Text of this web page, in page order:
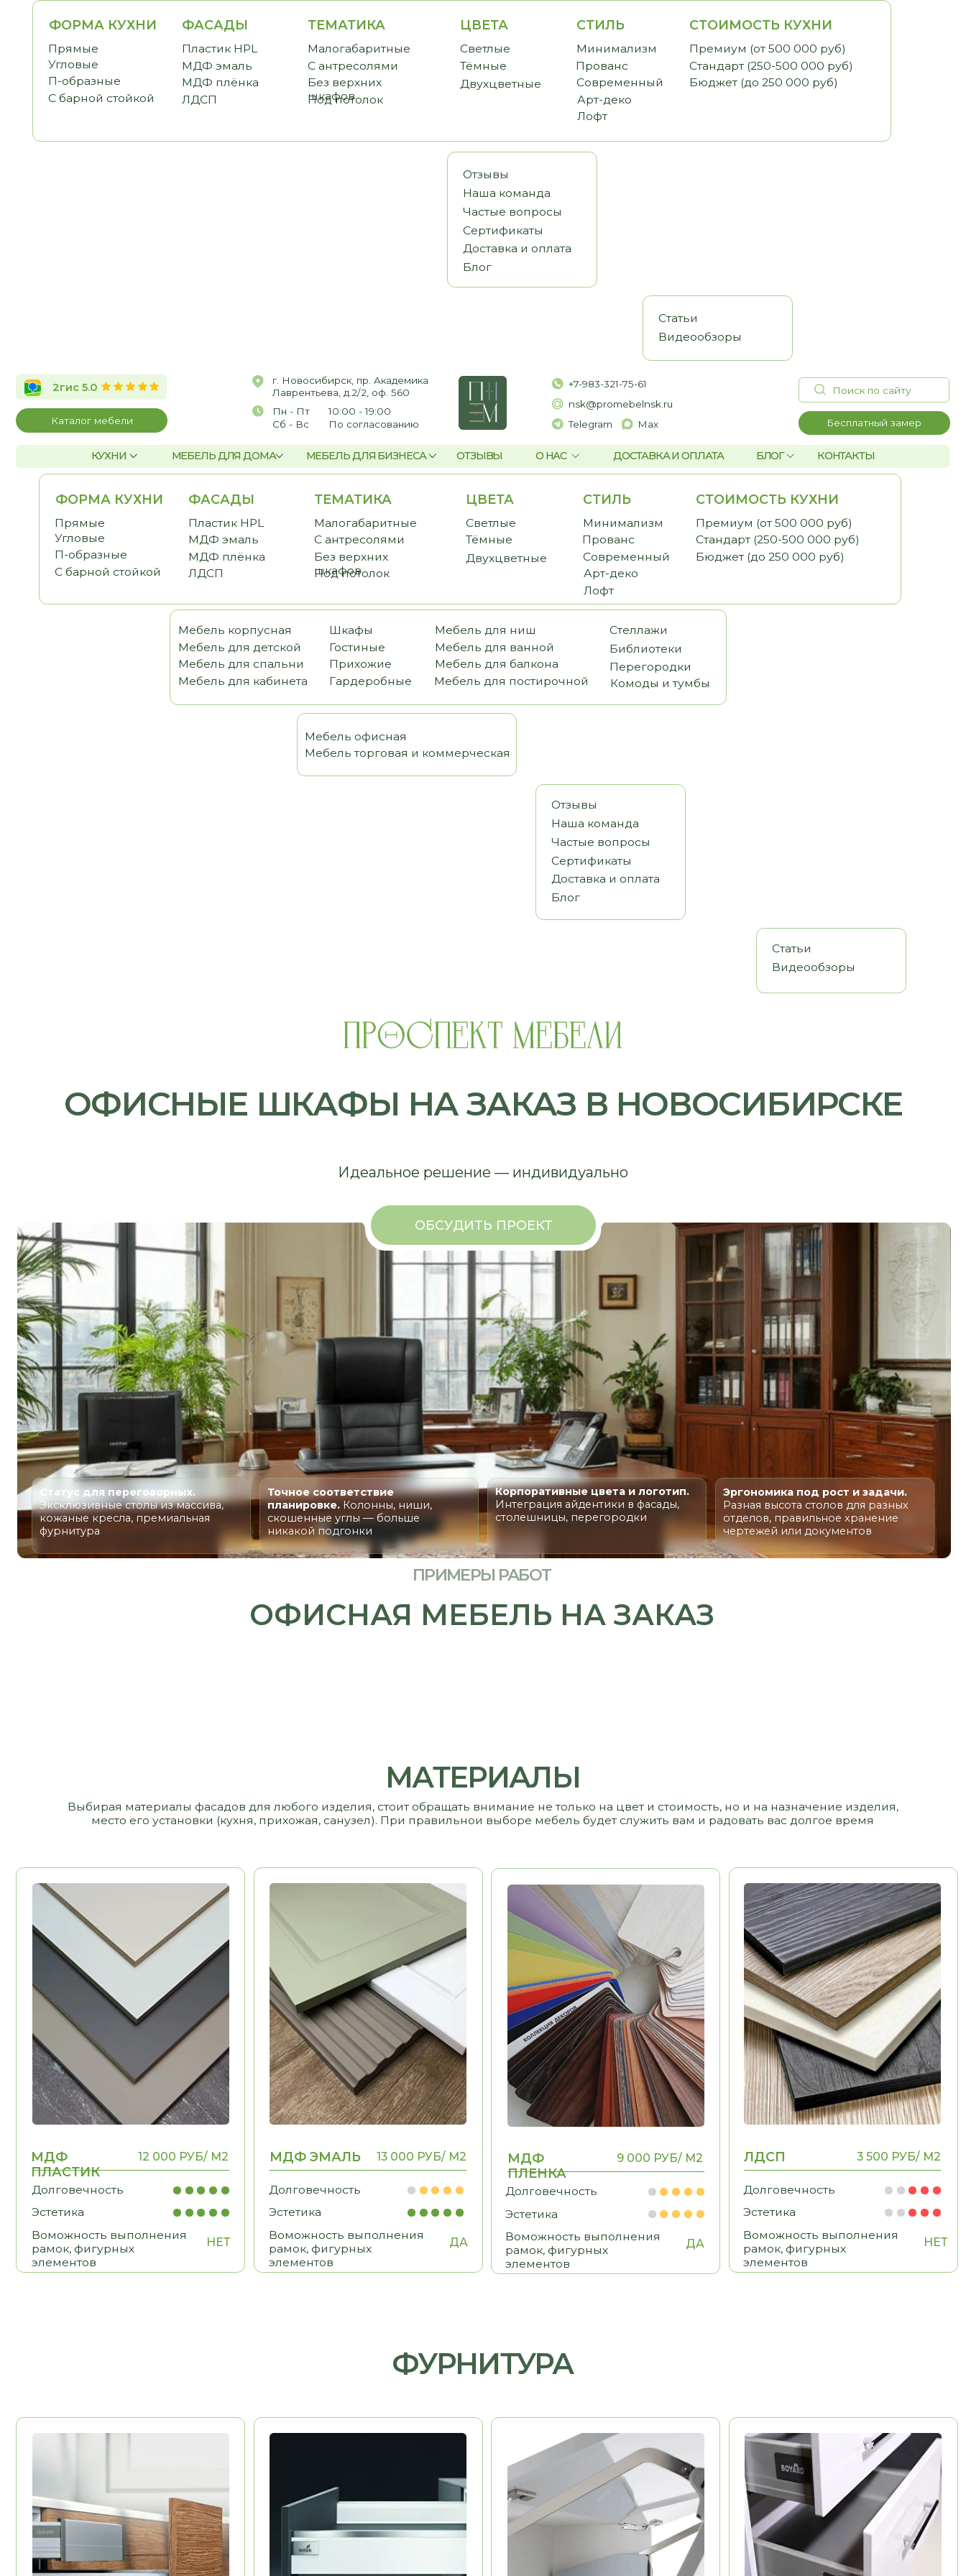
ТЕМАТИКА
Под потолок
Без верхних
шкафов
Малогабаритные
ФАСАДЫ
Пластик HPL
ЛДСП
МДФ плёнка
CТОИМОСТЬ КУХНИ
Стандарт (250-500 000 руб)
Бюджет (до 250 000 руб)
Премиум (от 500 000 руб)
Современный
Арт-деко
Минимализм
ФОРМА КУХНИ
Прямые
С барной стойкой
П-образные
Угловые
Сертификаты
Частые вопросы
Наша команда
Отзывы
Видеообзоры
Статьи
Каталог мебели Бесплатный замер
По согласованию
Сб - Вс
О НАС
КУХНИ ДОСТАВКА И ОПЛАТА
МЕБЕЛЬ ДЛЯ БИЗНЕСА
МЕБЕЛЬ ДЛЯ ДОМА
ЦВЕТА
Двухцветные
Светлые
ТЕМАТИКА
Без верхних
Малогабаритные
ФАСАДЫ
Пластик HPL
МДФ плёнка
CТОИМОСТЬ КУХНИ
Бюджет (до 250 000 руб)
Премиум (от 500 000 руб)
СТИЛЬ
Современный
Минимализм
ФОРМА КУХНИ
Прямые
П-образные
Библиотеки
Стеллажи
Перегородки
Комоды и тумбы
Мебель для ванной
Мебель для ниш
Мебель для постирочной
Шкафы
Гостиные
Гардеробные
Мебель для кабинета
Мебель для детской
Мебель корпусная
Мебель торговая и коммерческая
Мебель офисная
Доставка и оплата
Сертификаты
Частые вопросы
Отзывы
Эргономика под рост и задачи.
Разная высота столов для разных
отделов, правильное хранение
чертежей или документов
Корпоративные цвета и логотип.
Интеграция айдентики в фасады,
столешницы, перегородки
Точное соответствие
планировке.Колонны, ниши,
скошенные углы — больше
Статус для переговорных.
Эксклюзивные столы из массива,
кожаные кресла, премиальная
фурнитура
Идеальное решение — индивидуально
ОФИСНЫЕ ШКАФЫ НА ЗАКАЗ В НОВОСИБИРСКЕ
ОБСУДИТЬ ПРОЕКТ
ПРИМЕРЫ РАБОТ
ОФИСНАЯ МЕБЕЛЬ НА ЗАКАЗ
Выбирая материалы фасадов для любого изделия, стоит обращать внимание не только на цвет и стоимость, но и на назначение изделия,
место его установки (кухня, прихожая, санузел). При правильнои выборе мебель будет служить вам и радовать вас долгое время
МАТЕРИАЛЫ
3 500 РУБ/ М2
Эстетика
12 000 РУБ/ М2
МДФ
ПЛАСТИК
Воможность выполнения
рамок, фигурных
элементов
НЕТ
Долговечность
Долговечность
ДА
Воможность выполнения
рамок, фигурных
элементов
МДФ ЭМАЛЬ
Эстетика
9 000 РУБ/ М2
МДФ
ПЛЕНКА
Воможность выполнения
рамок, фигурных ДА
Долговечность
Воможность выполнения
рамок, фигурных
элементов
Эстетика
Долговечность
ФУРНИТУРА
Китай
BOYARD
Удобство
Эстетика
Удобство
HAFELE Германия
HETTICH Германия
BLUM Австрия